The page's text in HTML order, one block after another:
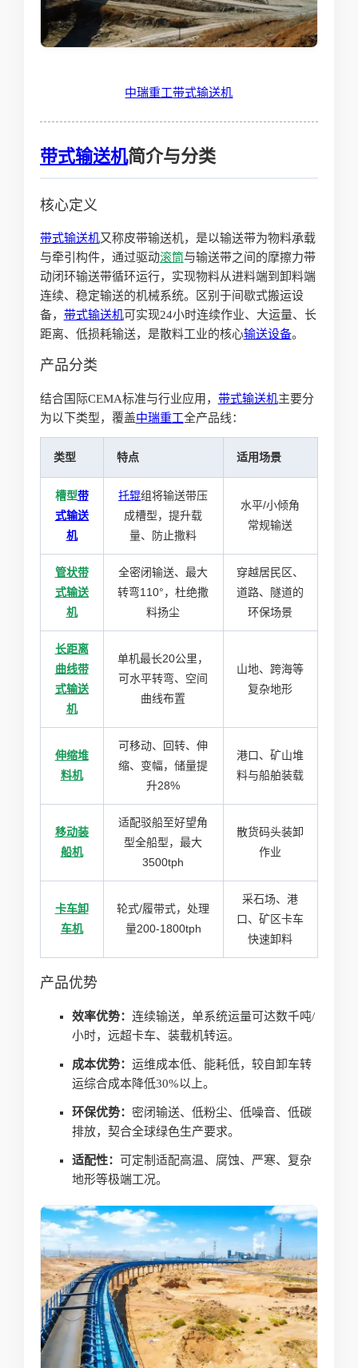
中瑞重工带式输送机
带式输送机简介与分类
核心定义
带式输送机又称皮带输送机，是以输送带为物料承载
与牵引构件，通过驱动滚筒与输送带之间的摩擦力带
动闭环输送带循环运行，实现物料从进料端到卸料端
连续、稳定输送的机械系统。区别于间歇式搬运设
备， 带式输送机可实现24小时连续作业、大运量、长
距离、低损耗输送，是散料工业的核心输送设备。
产品分类
结合国际CEMA标准与行业应用， 带式输送机主要分
为以下类型，覆盖中瑞重工全产品线：
类型 特点 适用场景
槽型带
式输送
机
托辊组将输送带压
成槽型，提升载
量、防止撒料
水平/小倾角
常规输送
管状带
式输送
机
全密闭输送、最大
转弯110°，杜绝撒
料扬尘
穿越居民区、
道路、隧道的
环保场景
长距离
曲线带
式输送
机
单机最长20公里，
可水平转弯、空间
曲线布置
山地、跨海等
复杂地形
伸缩堆
料机
可移动、回转、伸
缩、变幅，储量提
升28%
港口、矿山堆
料与船舶装载
移动装
船机
适配驳船至好望角
型全船型，最大
3500tph
散货码头装卸
作业
卡车卸
车机
轮式/履带式，处理
量200-1800tph
采石场、港
口、矿区卡车
快速卸料
产品优势
效率优势： 连续输送，单系统运量可达数千吨/
小时，远超卡车、装载机转运。
成本优势： 运维成本低、能耗低，较自卸车转
运综合成本降低30%以上。
环保优势： 密闭输送、低粉尘、低噪音、低碳
排放，契合全球绿色生产要求。
适配性： 可定制适配高温、腐蚀、严寒、复杂
地形等极端工况。